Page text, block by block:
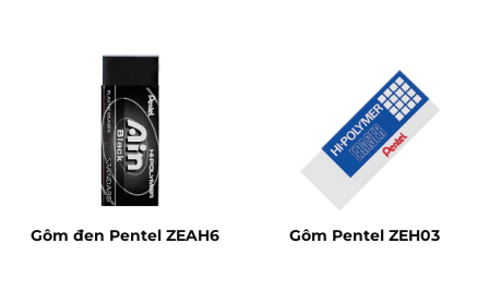
Gôm đen Pentel ZEAH6 Gôm Pentel ZEH03